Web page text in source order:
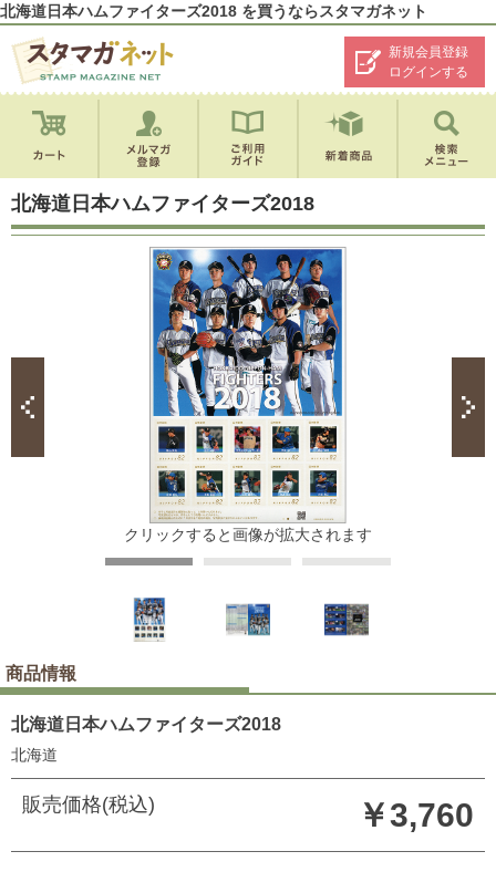
北海道日本ハムファイターズ2018 を買うならスタマガネット
新規会員登録
ログインする
北海道日本ハムファイターズ2018
クリックすると画像が拡大されます
商品情報
北海道日本ハムファイターズ2018
北海道
販売価格(税込) ￥3,760